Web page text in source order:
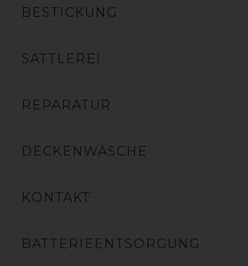
BESTICKUNG
SATTLEREI
REPARATUR
DECKENWÄSCHE
KONTAKT
BATTERIEENTSORGUNG